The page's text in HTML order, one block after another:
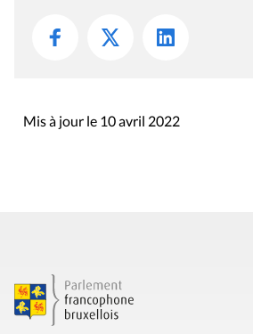
Mis à jour le 10 avril 2022